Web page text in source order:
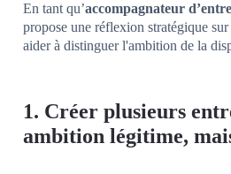
En tant qu’accompagnateur
propose une réflexion stratégique
aider à distinguer l'ambition de la
1. Créer plusieurs
ambition légitime,